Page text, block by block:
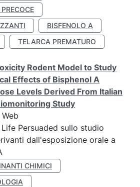
BISFENOLO A
TELARCA PREMATURO
Rodent Model to Study
Effects of Bisphenol A
Levels Derived From Italian
Study
Persuaded sullo studio
dall'esposizione orale a
CHIMICI